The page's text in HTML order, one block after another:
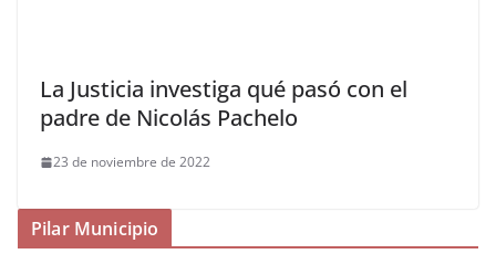
La Justicia investiga qué pasó con el
padre de Nicolás Pachelo
23 de noviembre de 2022
Pilar Municipio